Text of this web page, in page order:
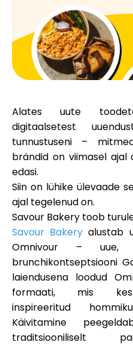
Võta
Alates uute
digitaalsetest
tunnustuseni –
brändid on viimasel ajal
edasi.
Siin on lühike ülevaade
ajal tegelenud on.
Savour Bakery toob
Savour Bakery alustab
Omnivour – uue,
brunchikontseptsiooni
laiendusena loodud
formaati, mis
inspireeritud
Käivitamine
traditsiooniliselt